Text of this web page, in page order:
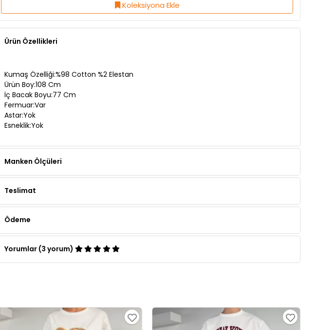
Ürün Özellikleri
İç Bacak Boyu:77 Cm
Fermuar:Var
Astar:Yok
Esneklik:Yok